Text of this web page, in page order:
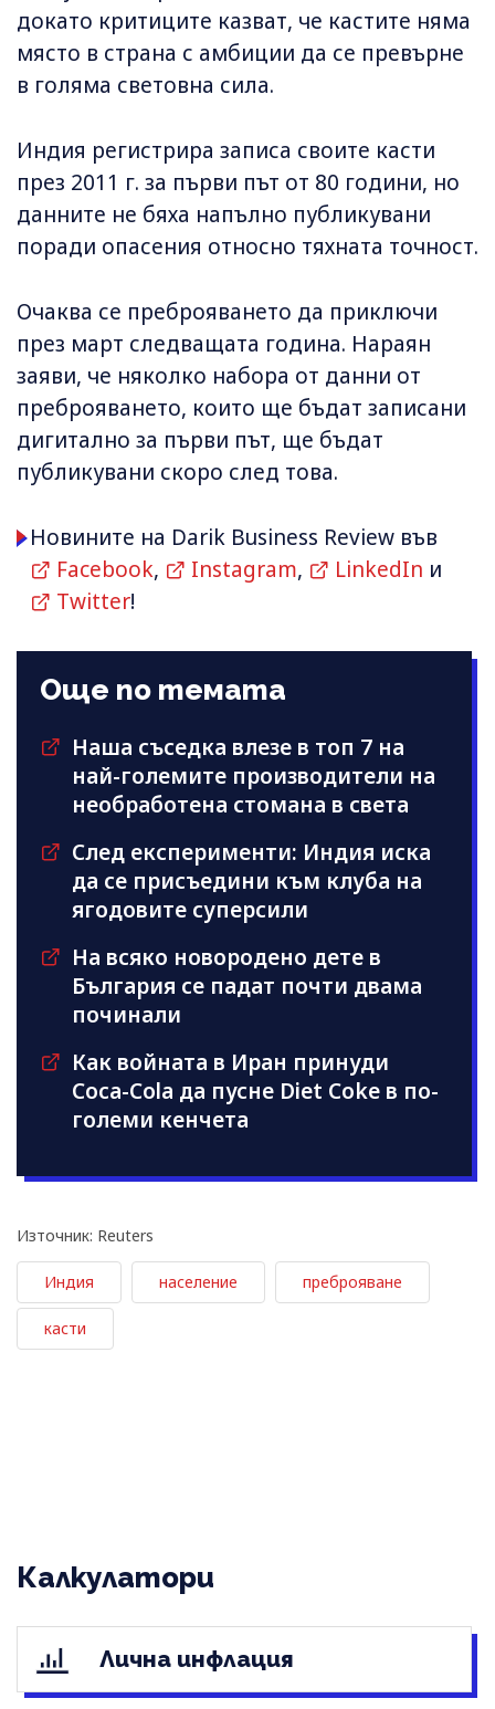
докато критиците казват, че кастите няма
място в страна с амбиции да се превърне
в голяма световна сила.
Индия регистрира записа своите касти
през 2011 г. за първи път от 80 години, но
данните не бяха напълно публикувани
поради опасения относно тяхната точност.
Очаква се преброяването да приключи
през март следващата година. Нараян
заяви, че няколко набора от данни от
преброяването, които ще бъдат записани
дигитално за първи път, ще бъдат
публикувани скоро след това.
Новините на Darik Business Review във
Facebook, Instagram, LinkedIn и
Twitter!
Още по темата
Наша съседка влезе в топ 7 на
най-големите производители на
необработена стомана в света
След експерименти: Индия иска
да се присъедини към клубa на
ягодовите суперсили
На всяко новородено дете в
България се падат почти двама
починали
Как войната в Иран принуди
Coca-Cola да пусне Diet Coke в по-
големи кенчета
Източник: Reuters
Индия население преброяване
касти
Калкулатори
Лична инфлация